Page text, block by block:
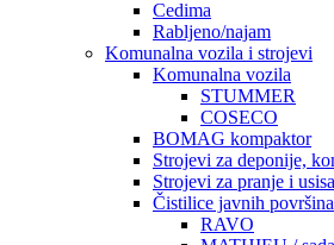
Cedima
Rabljeno/najam
Komunalna vozila i strojevi
Komunalna vozila
STUMMER
COSECO
BOMAG kompaktor
Strojevi za deponije,
Strojevi za pranje i
Čistilice javnih površina
RAVO